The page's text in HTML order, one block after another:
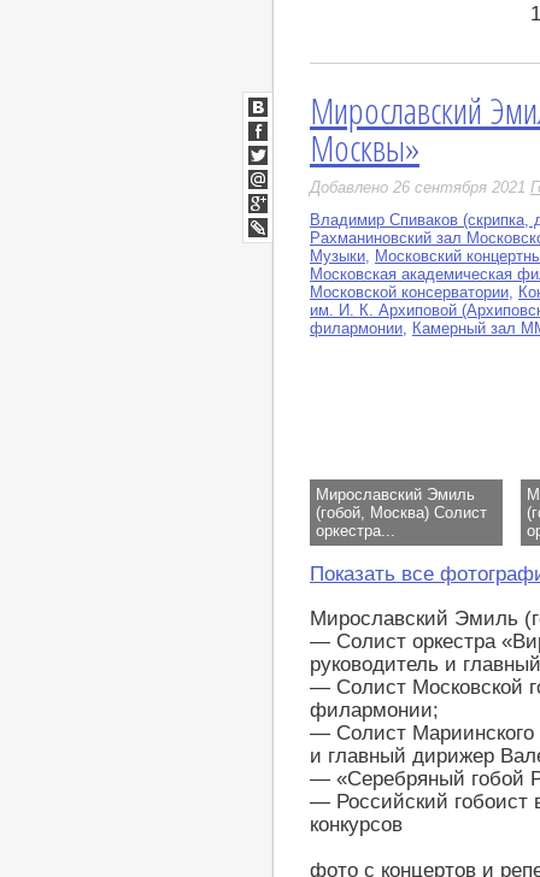
Мирославский
Москвы»
Добавлено 26 сентября 2021
Владимир Спиваков (скрипка,
Рахманиновский зал
Музыки, Московский
Московская академическая
Московской консерватории,
им. И. К. Архиповой
филармонии, Камерный зал
Мирославский Эмиль
(гобой, Москва) Солист
оркестра...
Показать все
Мирославский Эмиль
— Солист оркестра
руководитель и
— Солист Московской
филармонии;
— Солист Мариинского
и главный дирижер
— «Серебряный гобой
— Российский гобоист
конкурсов
фото с концертов и
ВКонтакте
Facebook
Twitter
Мой
Мир
Google+
LiveJournal